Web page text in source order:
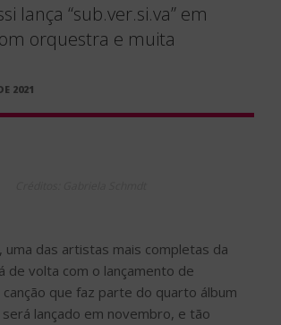
lança “sub.ver.si.va” em
orquestra e muita
2021
, uma das artistas mais completas da
de volta com o lançamento de
canção que faz parte do quarto álbum
lançado em novembro, e tão